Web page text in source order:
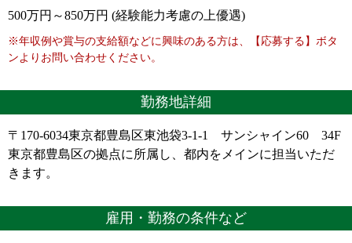
500万円～850万円 (経験能力考慮の上優遇)
※年収例や賞与の支給額などに興味のある方は、【応募する】ボタ
ンよりお問い合わせください。
勤務地詳細
〒170-6034東京都豊島区東池袋3-1-1 サンシャイン60 34F
東京都豊島区の拠点に所属し、都内をメインに担当いただ
きます。
雇用・勤務の条件など